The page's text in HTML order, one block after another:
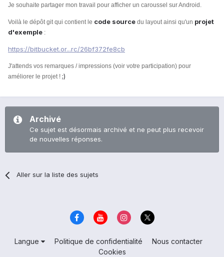
Je souhaite partager mon travail pour afficher un caroussel sur Android.
Voilà le dépôt git qui contient le code source du layout ainsi qu'un projet
d'exemple :
https://bitbucket.or...rc/26bf372fe8cb
J'attends vos remarques / impressions (voir votre participation) pour
améliorer le projet ! ;)
Archivé
Ce sujet est désormais archivé et ne peut plus recevoir
de nouvelles réponses.
Aller sur la liste des sujets
Langue Politique de confidentialité
Nous contacter
Cookies